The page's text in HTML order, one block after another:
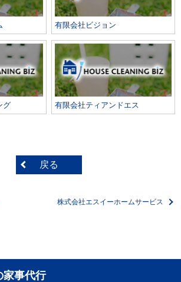
有限会社ビジョン
グ 有限会社ティアンドエス
戻る
株式会社エスイーホームサービス
家事代行